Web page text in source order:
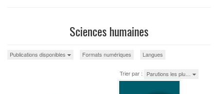
Sciences humaines
Publications disponibles Formats numériques Langues
Trier par : Parutions les plu…